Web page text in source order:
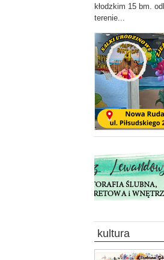
kłodzkim 15 bm.
terenie...
kultura